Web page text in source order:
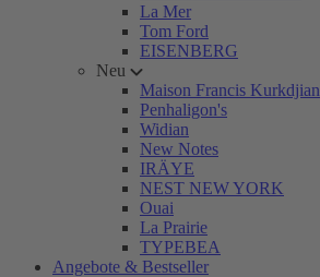
La Mer
Tom Ford
EISENBERG
Neu
Maison Francis Kurkdjian
Penhaligon's
Widian
New Notes
IRÄYE
NEST NEW YORK
Ouai
La Prairie
TYPEBEA
Angebote & Bestseller